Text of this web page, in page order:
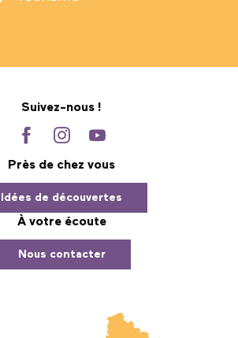
Suivez-nous !
Près de chez vous
Idées de découvertes
À votre écoute
Nous contacter